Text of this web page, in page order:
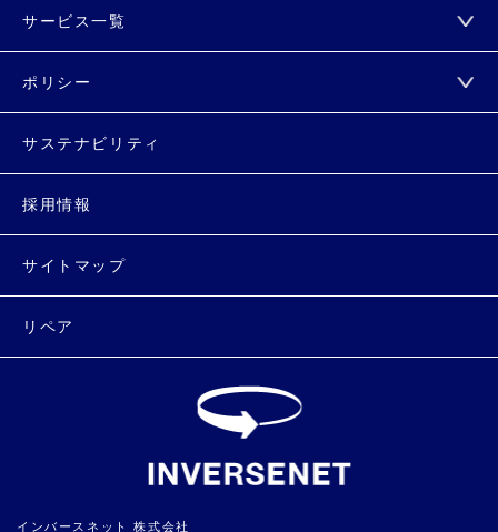
サービス一覧
ポリシー
サステナビリティ
採用情報
サイトマップ
リペア
インバースネット 株式会社